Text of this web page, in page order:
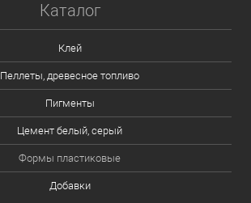
Каталог
Клей
Пеллеты, древесное топливо
Пигменты
Цемент белый, серый
Формы пластиковые
Добавки